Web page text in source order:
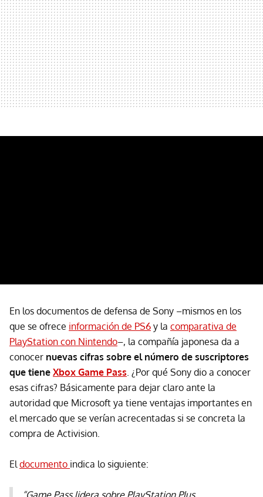
En los documentos de defensa de Sony –mismos en los
que se ofrece información de PS6 y la comparativa de
PlayStation con Nintendo–, la compañía japonesa da a
conocer nuevas cifras sobre el número de suscriptores
que tiene Xbox Game Pass . ¿Por qué Sony dio a conocer
esas cifras? Básicamente para dejar claro ante la
autoridad que Microsoft ya tiene ventajas importantes en
el mercado que se verían acrecentadas si se concreta la
compra de Activision.
El documento indica lo siguiente:
“Game Pass lidera sobre PlayStation Plus